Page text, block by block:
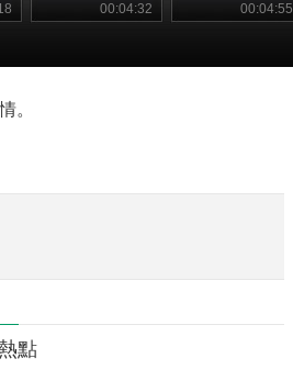
00:04:32 00:04:55
。
點